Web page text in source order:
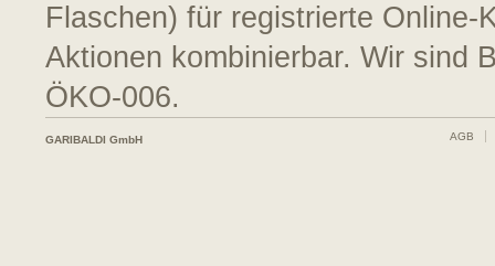
Flaschen) für registrierte
Aktionen kombinierbar. Wir sind
ÖKO-006.
GARIBALDI GmbH AGB